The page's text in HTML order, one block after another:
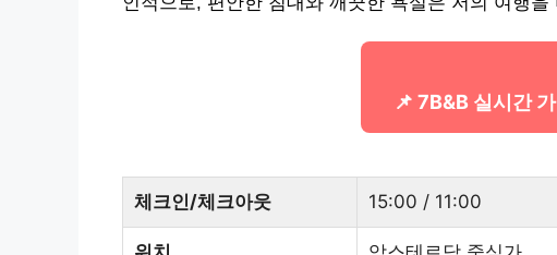
📌 7B&B 실시간
체크인/체크아웃 15:00 / 11:00